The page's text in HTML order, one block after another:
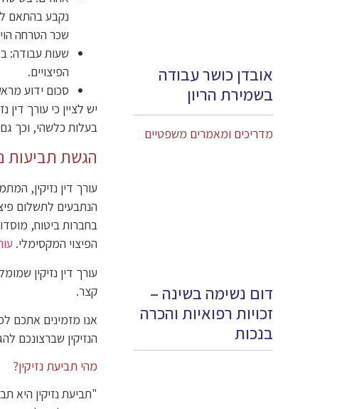
אובדן כושר עבודה
בשמירת הריון
מדריכים ומאמרים משפטיים
דום נשימה בשינה –
זכויות רפואיות והכרה
בנכות
נקבע בהתאם
שכר הטרחה הויא 13%, ועבור תביעות נזיקין אחרות, שכר הטרחה נע בין
שעות עבודה:
הפיצויים.
סכום ידוע
יש לציין כי עורך
בעלות כלשהי, וכך
הגשת תביעות
עורך דין נזיקין,
הנתבעים לתשלום
בחברות ביטוח,
הפיצוי המקסימלי.
עורך דין נזיקין
קצר.
אנו מזמינים אתכם
הנזיקין שברצונכם
מהי תביעת נזיקין?
"תביעת נזיקין היא